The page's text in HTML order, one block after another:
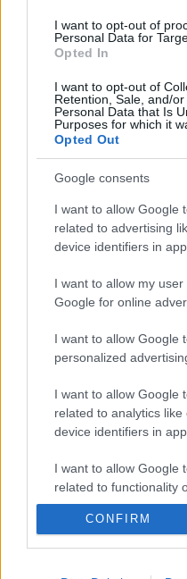
I want to opt-out of
Personal Data for
Opted In
I want to opt-out of
Retention, Sale, and/
Personal Data that Is
Purposes for which it
Opted Out
Google consents
I want to allow Google
related to advertising
device identifiers in
I want to allow my
Google for online
I want to allow Google
personalized
I want to allow Google
related to analytics
device identifiers in
I want to allow Google
related to functionality
I want to allow Google
CONFIRM
Április 14-én angol, május
a Roberto Bolano chilei író
előadásVad nyomozók c
párhuzamos valóságok
kontinenseken átívelő,
nézőket egy titokzatos
Mindkét előadás után
tartanak Roberto Bolano
Áprilisban péntekenként
dokumentumfilm lesz
ingyenesen a Cervantes
tűzött filmek a Málagai
szerepeltek és női
társadalmi problémákat,
napjaink ökológiai és
foglalkoznak.